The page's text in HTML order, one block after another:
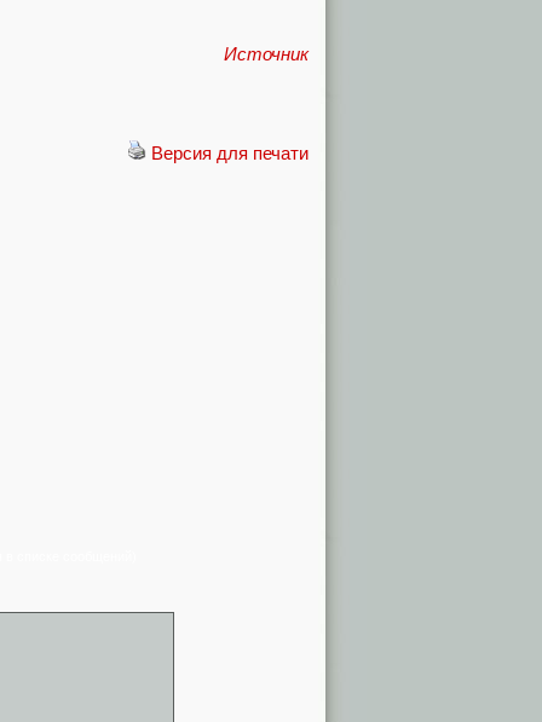
Источник
Версия для печати